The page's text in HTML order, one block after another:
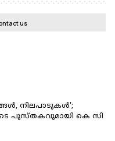
us
നിലപാടുകള്‍';
പുസ്തകവുമായി കെ സി